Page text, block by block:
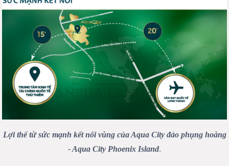
Lợi thế từ sức mạnh kết nối vùng của Aqua City đảo phụng hoàng
- Aqua City Phoenix Island.